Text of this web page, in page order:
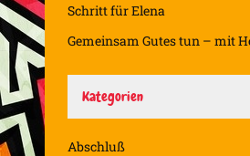
Schritt für Elena
Gemeinsam Gutes tun – mit
Kategorien
Abschluß